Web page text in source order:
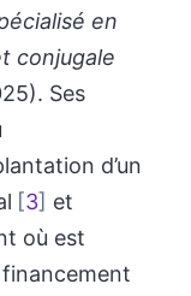
en
conjugale
Ses
d’un
3
et
où est
financement